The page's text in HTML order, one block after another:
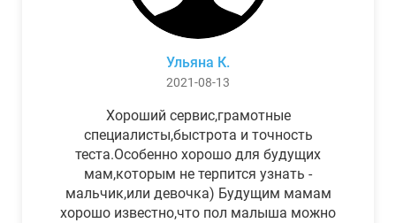
Ульяна К.
2021-08-13
Хороший сервис,грамотные
специалисты,быстрота и точность
теста.Особенно хорошо для будущих
мам,которым не терпится узнать -
мальчик,или девочка) Будущим мамам
хорошо известно,что пол малыша можно